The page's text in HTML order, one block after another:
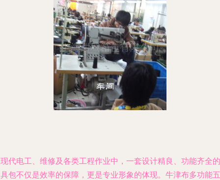
代电工、维修及各类工程作业中，一套设计精良、功能齐全的
包不仅是效率的保障，更是专业形象的体现。牛津布多功能五